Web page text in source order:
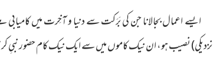
ایسے اعمال بجالانا جن کی بَرَکت سے دنیا و آخِرت میں کامیابی
نزدیکی) نصیب ہو، ان نیک کاموں میں سے ایک نیک کام حضور نبیِ